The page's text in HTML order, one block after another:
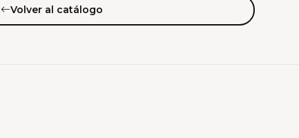
Volver al catálogo